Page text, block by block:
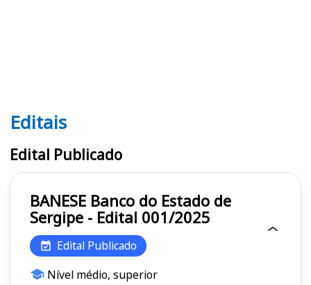
Editais BANESE
Editais
Edital Publicado
BANESE Banco do Estado de
Sergipe - Edital 001/2025
Edital Publicado
Nível médio, superior